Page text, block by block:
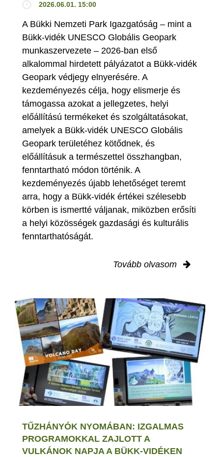
2026.06.01. 15:00
A Bükki Nemzeti Park Igazgatóság – mint a
Bükk-vidék UNESCO Globális Geopark
munkaszervezete – 2026-ban első
alkalommal hirdetett pályázatot a Bükk-vidék
Geopark védjegy elnyerésére. A
kezdeményezés célja, hogy elismerje és
támogassa azokat a jellegzetes, helyi
előállítású termékeket és szolgáltatásokat,
amelyek a Bükk-vidék UNESCO Globális
Geopark területéhez kötődnek, és
előállításuk a természettel összhangban,
fenntartható módon történik. A
kezdeményezés újabb lehetőséget teremt
arra, hogy a Bükk-vidék értékei szélesebb
körben is ismertté váljanak, miközben erősíti
a helyi közösségek gazdasági és kulturális
fenntarthatóságát.
Tovább olvasom
TŰZHÁNYÓK NYOMÁBAN: IZGALMAS
PROGRAMOKKAL ZAJLOTT A
VULKÁNOK NAPJA A BÜKK-VIDÉKEN